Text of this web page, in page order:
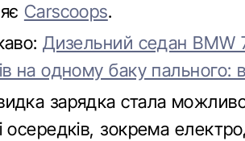
Carscoops.
Дизельний седан BMW
на одному баку пального:
зарядка стала
осередків, зокрема